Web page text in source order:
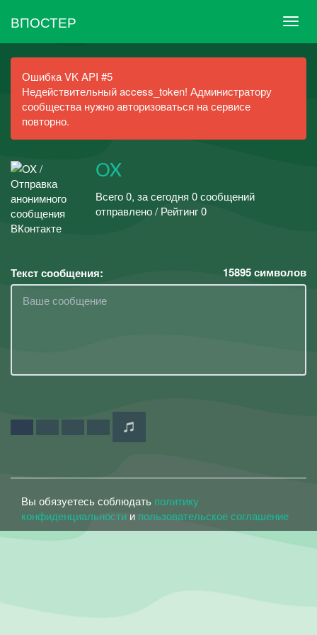
ВПОСТЕР
Ошибка VK API #5
Недействительный access_token! Администратору
сообщества нужно авторизоваться на сервисе
повторно.
OX
Всего 0, за сегодня 0 сообщений
отправлено / Рейтинг 0
Текст сообщения: 15895символов
Вы обязуетесь соблюдать политику
конфиденциальности и пользовательское соглашение